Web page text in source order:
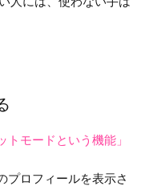
トモードという機能」
プロフィールを表示さ